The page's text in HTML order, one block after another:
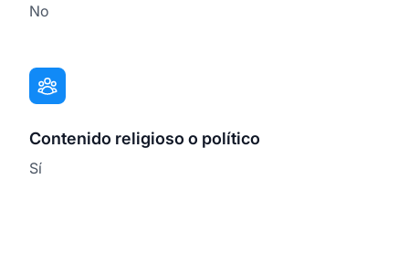
No
Contenido religioso o político
Sí